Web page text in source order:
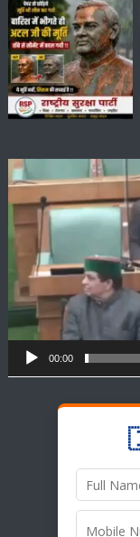
Video
Player
00:00